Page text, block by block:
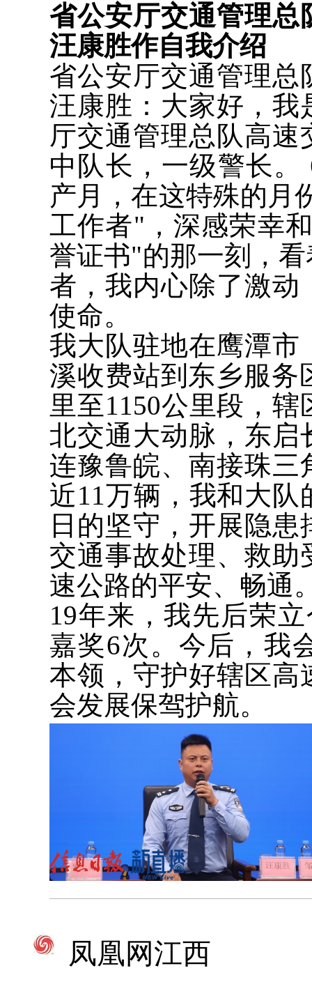
省公安厅交通管理总
汪康胜作自我介绍
省公安厅交通管理总
汪康胜：大家好，我
厅交通管理总队高
中队长，一级警长
产月，在这特殊的月
工作者"，深感荣幸
誉证书"的那一刻，
者，我内心除了激动
使命。
我大队驻地在鹰潭市
溪收费站到东乡服务
里至1150公里段，
北交通大动脉，东启
连豫鲁皖、南接珠三
近11万辆，我和大
日的坚守，开展隐
交通事故处理、救
速公路的平安、畅通
19年来，我先后荣
嘉奖6次。今后，我
本领，守护好辖区高
会发展保驾护航。
凤凰网江西